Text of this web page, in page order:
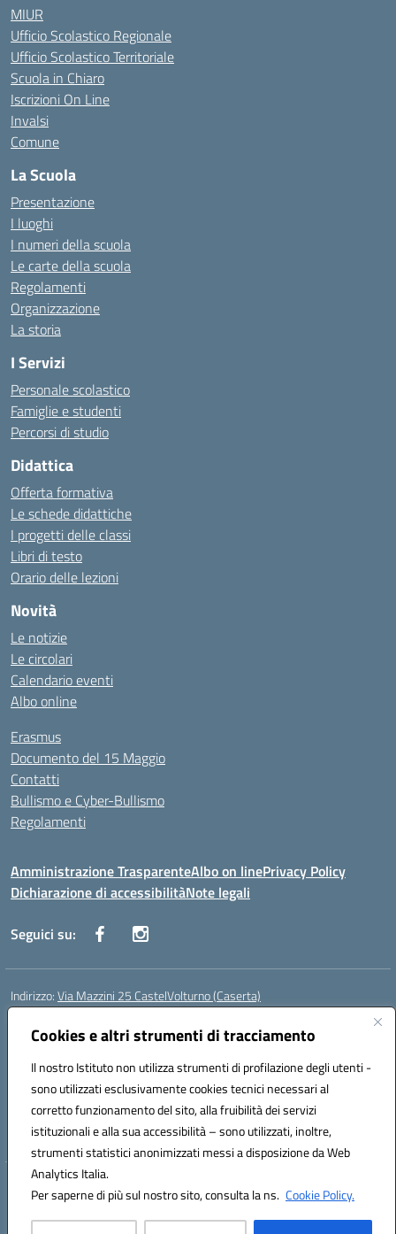
Cookies e altri strumenti di tracciamento
Il nostro Istituto non utilizza strumenti di profilazione degli utenti -
sono utilizzati esclusivamente cookies tecnici necessari al
corretto funzionamento del sito, alla fruibilità dei servizi
istituzionali e alla sua accessibilità – sono utilizzati, inoltre,
strumenti statistici anonimizzati messi a disposizione da Web
Analytics Italia.
Per saperne di più sul nostro sito, consulta la ns. Cookie Policy.
MIUR
Ufficio Scolastico Regionale
Ufficio Scolastico Territoriale
Scuola in Chiaro
Iscrizioni On Line
Invalsi
Comune
La Scuola
Presentazione
I luoghi
I numeri della scuola
Le carte della scuola
Regolamenti
Organizzazione
La storia
I Servizi
Personale scolastico
Famiglie e studenti
Percorsi di studio
Didattica
Offerta formativa
Le schede didattiche
I progetti delle classi
Libri di testo
Orario delle lezioni
Novità
Le notizie
Le circolari
Calendario eventi
Albo online
Erasmus
Documento del 15 Maggio
Contatti
Bullismo e Cyber-Bullismo
Regolamenti
Amministrazione TrasparenteAlbo on linePrivacy Policy
Dichiarazione di accessibilitàNote legali
Seguici su:
Indirizzo:Via Mazzini 25 CastelVolturno (Caserta)
Centralino:
Posta elettronica certificata (PEC):ceis014005@pec.istruzione.it
Codice fiscale: 93063510619
Codice meccanografico:CEIS014005
Codice Indice delle Pubbliche Amministrazioni (IPA): istsc_ceis014005
Codice unico di fatturazione (CUF): UOU8EW
Hosting & Powered by 3D Solution S.r.l.
Concept & Design by Designers Italia